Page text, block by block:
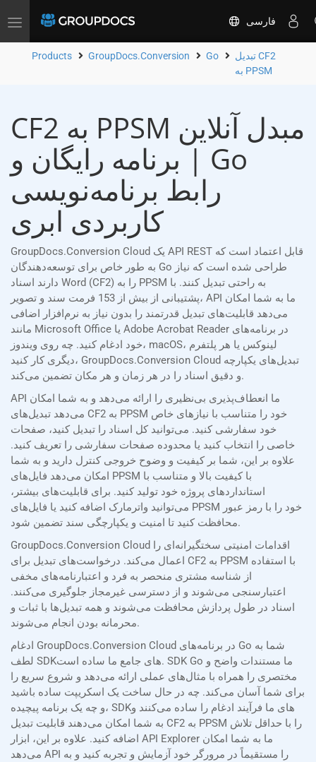
Toggle
فارسی
Products GroupDocs.Conversion Go
تبدیل CF2
به PPSM
CF2 به PPSM مبدل آنلاین
| برنامه رایگان و Go
رابط برنامه‌نویسی
کاربردی ابری
GroupDocs.Conversion Cloud یک API REST قابل اعتماد است که
به طور خاص برای توسعه‌دهندگان Go طراحی شده است که نیاز
دارند اسناد Word (CF2) را به PPSM به راحتی تبدیل کنند. با
پشتیبانی از بیش از 153 فرمت سند و تصویر، API ما به شما امکان
می‌دهد قابلیت‌های تبدیل قدرتمند را بدون نیاز به نرم‌افزار اضافی
مانند Microsoft Office یا Adobe Acrobat Reader در برنامه‌های
خود ادغام کنید. چه روی ویندوز، macOS، لینوکس یا هر پلتفرم
دیگری کار کنید، GroupDocs.Conversion Cloud تبدیل‌های یکپارچه
و دقیق اسناد را در هر زمان و هر مکان تضمین می‌کند.
API ما انعطاف‌پذیری بی‌نظیری را ارائه می‌دهد و به شما امکان
می‌دهد تبدیل‌های CF2 به PPSM خود را متناسب با نیازهای خاص
خود سفارشی کنید. می‌توانید کل اسناد را تبدیل کنید، صفحات
خاصی را انتخاب کنید یا محدوده صفحات سفارشی را تعریف کنید.
علاوه بر این، شما بر کیفیت و وضوح خروجی کنترل دارید و به شما
امکان می‌دهد فایل‌های PPSM با کیفیت بالا و متناسب با
استانداردهای پروژه خود تولید کنید. برای قابلیت‌های بیشتر،
می‌توانید واترمارک اضافه کنید یا فایل‌های PPSM خود را با رمز عبور
محافظت کنید تا امنیت و یکپارچگی سند تضمین شود.
GroupDocs.Conversion Cloud اقدامات امنیتی سختگیرانه‌ای را
اعمال می‌کند. درخواست‌های تبدیل برای CF2 به PPSM با استفاده
از شناسه مشتری منحصر به فرد و اعتبارنامه‌های مخفی
اعتبارسنجی می‌شوند و از دسترسی غیرمجاز جلوگیری می‌کنند.
اسناد در طول پردازش محافظت می‌شوند و همه تبدیل‌ها با ثبات و
محرمانه بودن انجام می‌شوند.
ادغام GroupDocs.Conversion Cloud در برنامه‌های Go شما به
لطف SDKهای جامع ما ساده است. SDK Go ما مستندات واضح و
مختصری را همراه با مثال‌های عملی ارائه می‌دهد و شروع سریع را
برای شما آسان می‌کند. چه در حال ساخت یک اسکریپت ساده باشید
و چه یک برنامه پیچیده، SDKهای ما فرآیند ادغام را ساده می‌کنند و
به شما امکان می‌دهند قابلیت تبدیل CF2 به PPSM را با حداقل تلاش
اضافه کنید. علاوه بر این، ابزار API Explorer ما به شما امکان
می‌دهد API را مستقیماً در مرورگر خود آزمایش و تجربه کنید و به